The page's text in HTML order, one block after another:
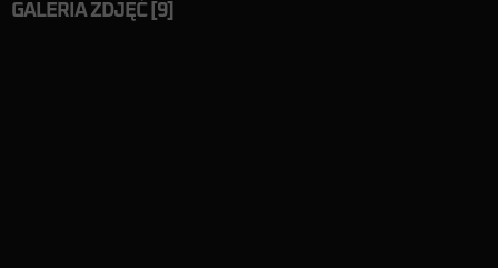
GALERIA ZDJĘĆ [9]